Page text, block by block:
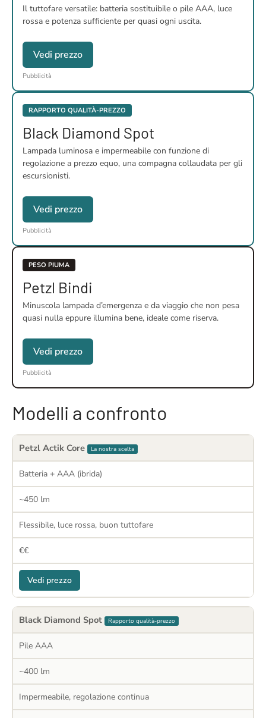
Il tuttofare versatile: batteria sostituibile o pile AAA, luce
rossa e potenza sufficiente per quasi ogni uscita.
Vedi prezzo
Pubblicità
RAPPORTO QUALITÀ-PREZZO
Black Diamond Spot
Lampada luminosa e impermeabile con funzione di
regolazione a prezzo equo, una compagna collaudata per gli
escursionisti.
Vedi prezzo
Pubblicità
PESO PIUMA
Petzl Bindi
Minuscola lampada d’emergenza e da viaggio che non pesa
quasi nulla eppure illumina bene, ideale come riserva.
Vedi prezzo
Pubblicità
Modelli a confronto
Petzl Actik Core La nostra scelta
Batteria + AAA (ibrida)
~450 lm
Flessibile, luce rossa, buon tuttofare
€€
Vedi prezzo
Black Diamond Spot Rapporto qualità-prezzo
Pile AAA
~400 lm
Impermeabile, regolazione continua